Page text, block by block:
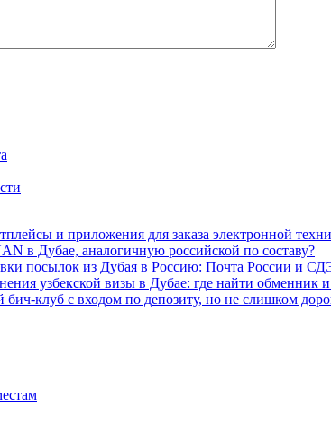
и приложения для заказа электронной
в Дубае, аналогичную российской по составу?
посылок из Дубая в Россию: Почта России и
узбекской визы в Дубае: где найти обменник
клуб с входом по депозиту, но не слишком